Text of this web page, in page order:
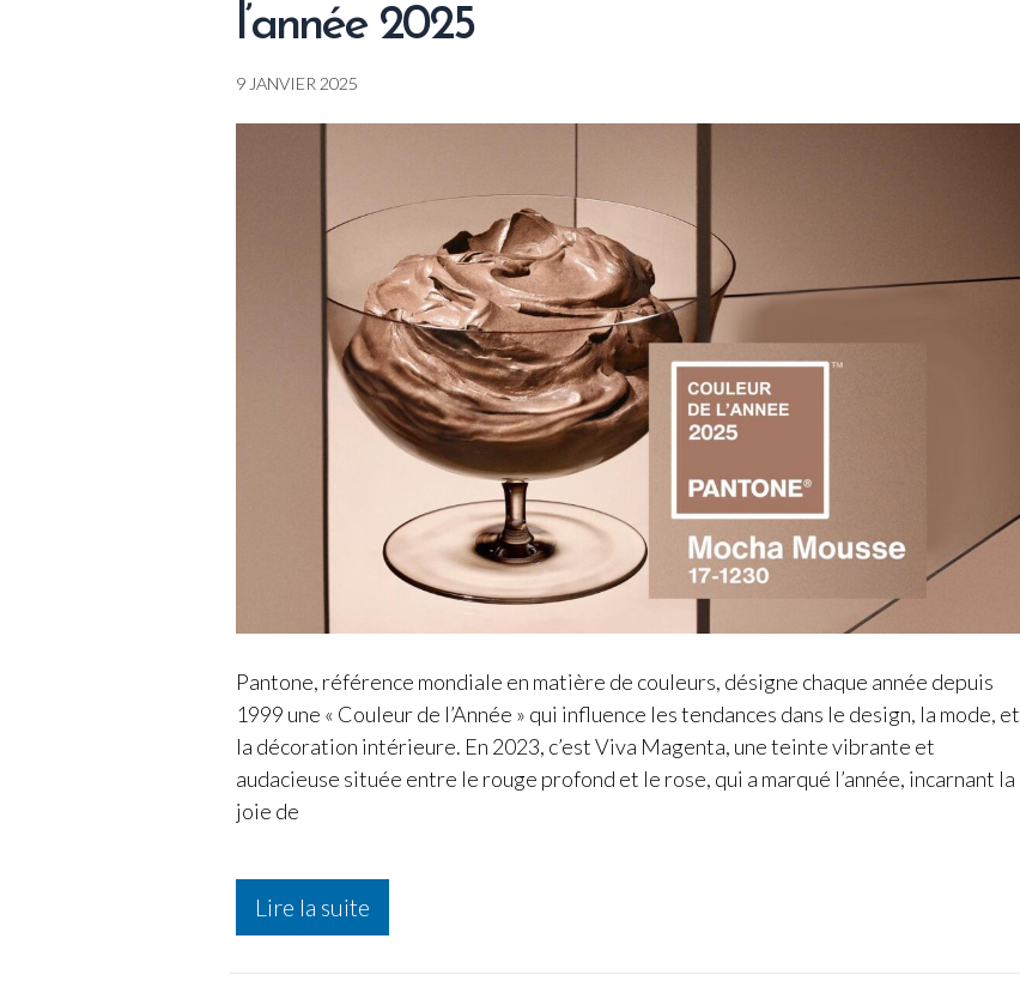
sanitaire
et
majeur
l’année 2025
9 JANVIER 2025
Pantone, référence mondiale en matière de couleurs, désigne chaque année depuis
1999 une « Couleur de l’Année » qui influence les tendances dans le design, la mode, et
la décoration intérieure. En 2023, c’est Viva Magenta, une teinte vibrante et
audacieuse située entre le rouge profond et le rose, qui a marqué l’année, incarnant la
joie de
Mocha
Mousse
couleur
Lire la suite